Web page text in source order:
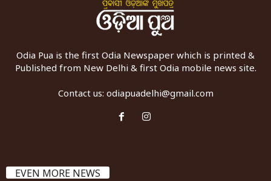
Odia Pua is the first Odia Newspaper which is printed &
Published from New Delhi & first Odia mobile news site.
Contact us: odiapuadelhi@gmail.com
EVEN MORE NEWS